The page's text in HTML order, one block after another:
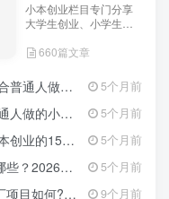
小本创业栏目专门分享
大学生创业、小学生创
并为网友提供小成本创
经验分享。
660篇文章
普通人也能月入过万的实战路子 5个月前
你有收获的实用清单 5个月前
目，月入过万不是梦 5个月前
的40个轻资产赛道全解析 5个月前
新10种项目不愁销路 9个月前